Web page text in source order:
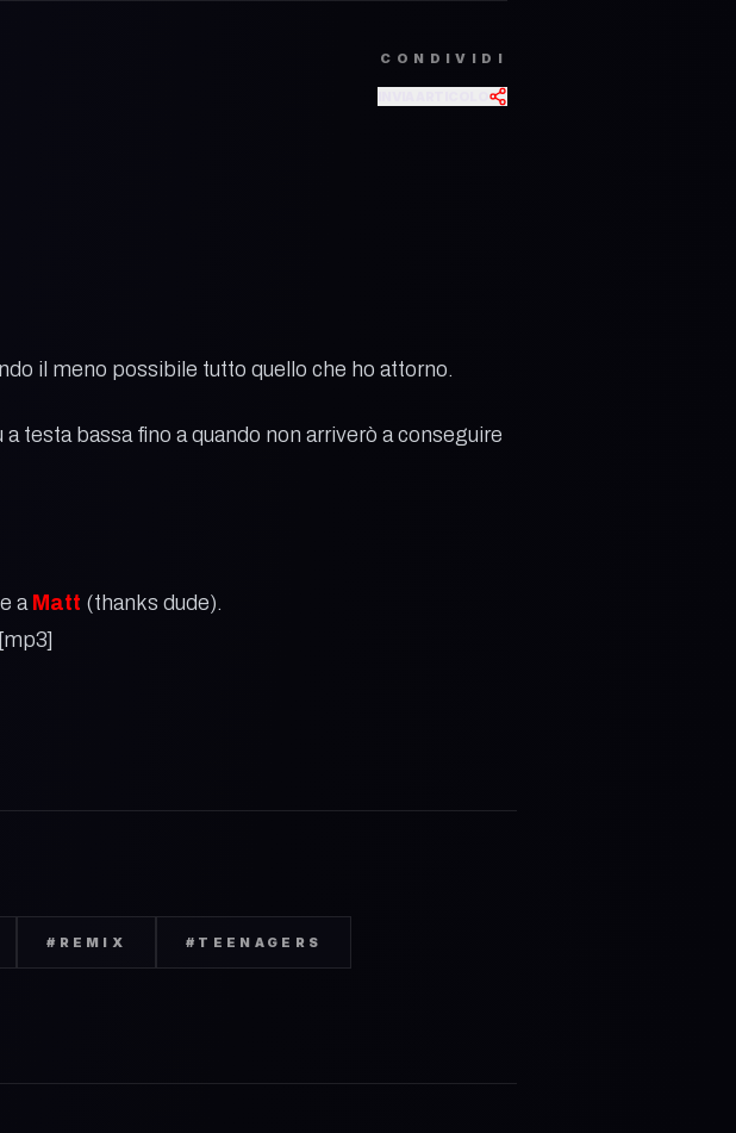
CONDIVIDI
il meno possibile tutto quello che ho attorno.
a testa bassa fino a quando non arriverò a conseguire
a Matt (thanks dude).
[mp3]
# REMIX # TEENAGERS